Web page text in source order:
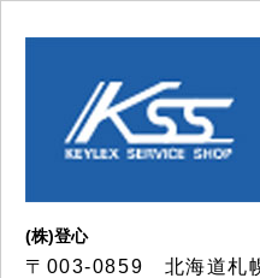
(株)登心
〒003-0859 北海道札